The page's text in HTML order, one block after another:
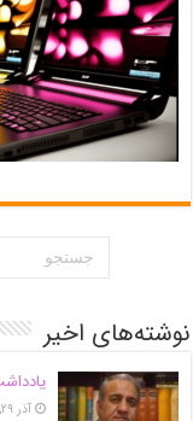
نوشته‌های اخیر
آذر ۲۹, ۱۴۰۴